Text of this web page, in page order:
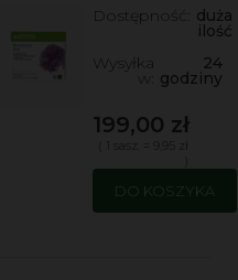
Dostępność: duża
ilość
Wysyłka
w:
24
godziny
199,00 zł
DO KOSZYKA